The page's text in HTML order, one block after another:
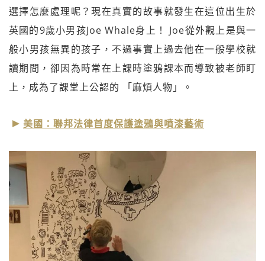
選擇怎麼處理呢？現在真實的故事就發生在這位出生於
英國的9歲小男孩Joe Whale身上！ Joe從外觀上是與一
般小男孩無異的孩子，不過事實上過去他在一般學校就
讀期間，卻因為時常在上課時塗鴉課本而導致被老師盯
上，成為了課堂上公認的 「麻煩人物」。
美國：聯邦法律首度保護塗鴉與噴漆藝術